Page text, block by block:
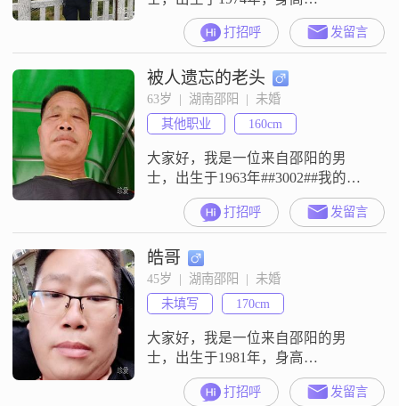
170cm##3002##目前我的月收入在
8001到12000元之间，虽然学历是高
中及以下，但我一直保持着自信果
断的性格##3002##在生活中，我是
个乐观积极的人，随和易相处，喜
欢和大家打成一片##3002##我认为
成熟稳重是非常重要的品质，责任
感强也是我一直以来
打招呼 发留言
被人遗忘的老头
63岁  |  湖南邵阳  |  未婚
其他职业
160cm
大家好，我是一位来自邵阳的男
士，出生于1963年##3002##我的身
高大约是160厘米，虽然不算特别
高，但我相信身高并不是最重要
的，人品和性格才是关键##3002##
我的月收入在3000元以下，虽然不
算富裕，但我勤俭节约，懂得如何
合理规划生活##3002##我性格随
和，容易相处，稳重可靠，真诚待
人##3002##我相
打招呼 发留言
皓哥
45岁  |  湖南邵阳  |  未婚
未填写
170cm
大家好，我是一位来自邵阳的男
士，出生于1981年，身高
170cm##3002##我的月收入在5001到
8000元之间，学历为高中及以下
打招呼 发留言